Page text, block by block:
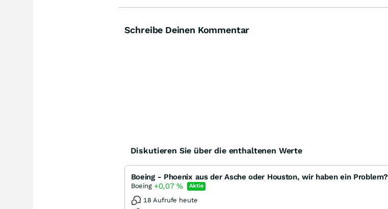
Schreibe Deinen Kommentar
Diskutieren Sie über die enthaltenen Werte
Boeing - Phoenix aus der Asche oder Houston, wir haben ein Problem?
Boeing +0,07% Aktie
18 Aufrufe heute